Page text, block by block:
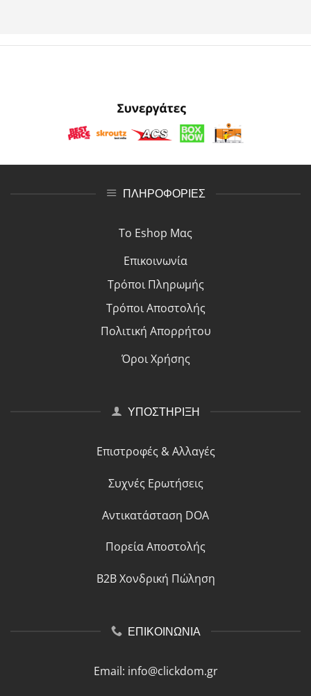
ΠΛΗΡΟΦΟΡΙΕΣ
Το Eshop Μας
Επικοινωνία
Τρόποι Πληρωμής
Τρόποι Αποστολής
Πολιτική Απορρήτου
Όροι Χρήσης
ΥΠΟΣΤΗΡΙΞΗ
Επιστροφές & Αλλαγές
Συχνές Ερωτήσεις
Αντικατάσταση DOA
Πορεία Αποστολής
B2B Χονδρική Πώληση
ΕΠΙΚΟΙΝΩΝΙΑ
Email: info@clickdom.gr